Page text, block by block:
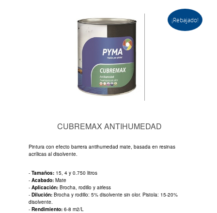
¡Rebajado!
CUBREMAX ANTIHUMEDAD
Pintura con efecto barrera antihumedad mate, basada en resinas
acrílicas al disolvente.
- Tamaños: 15, 4 y 0.750 litros
- Acabado: Mate
- Aplicación: Brocha, rodillo y airless
- Dilución: Brocha y rodillo: 5% disolvente sin olor. Pistola: 15-20%
disolvente.
- Rendimiento: 6-8 m2/L